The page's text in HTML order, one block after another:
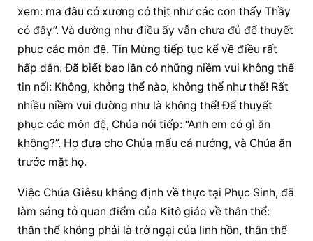
xem: ma đâu có xương có thịt như các con thấy Thầy
có đây”. Và dường như điều ấy vẫn chưa đủ để thuyết
phục các môn đệ. Tin Mừng tiếp tục kể về điều rất
hấp dẫn. Đã biết bao lần có những niềm vui không thể
tin nổi: Không, không thể nào, không thể như thế! Rất
nhiều niềm vui dường như là không thể! Để thuyết
phục các môn đệ, Chúa nói tiếp: “Anh em có gì ăn
không?”. Họ đưa cho Chúa mẩu cá nướng, và Chúa ăn
trước mặt họ.
Việc Chúa Giêsu khẳng định về thực tại Phục Sinh, đã
thân thể không phải là trở ngại của linh hồn, thân thể